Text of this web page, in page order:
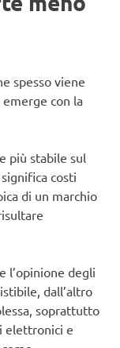
spesso viene
con la
più stabile sul
costi
di un marchio
l’opinione degli
dall’altro
soprattutto
elettronici e